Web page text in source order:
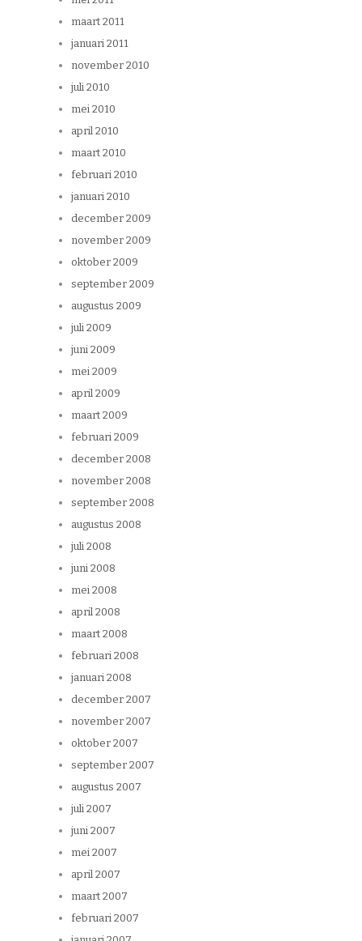
maart 2011
januari 2011
november 2010
juli 2010
mei 2010
april 2010
maart 2010
februari 2010
januari 2010
december 2009
november 2009
oktober 2009
september 2009
augustus 2009
juli 2009
juni 2009
mei 2009
april 2009
maart 2009
februari 2009
december 2008
november 2008
september 2008
augustus 2008
juli 2008
juni 2008
mei 2008
april 2008
maart 2008
februari 2008
januari 2008
december 2007
november 2007
oktober 2007
september 2007
augustus 2007
juli 2007
juni 2007
mei 2007
april 2007
maart 2007
februari 2007